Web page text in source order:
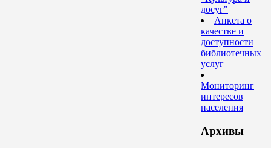
досуг"
Анкета о
качестве и
доступности
библиотечных
услуг
Мониторинг
интересов
населения
Архивы